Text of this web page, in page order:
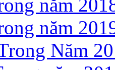
năm
năm
Năm